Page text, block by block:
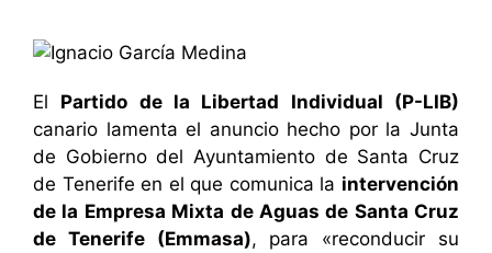
El Partido de la Libertad Individual (P-LIB)
canario lamenta el anuncio hecho por la Junta
de Gobierno del Ayuntamiento de Santa Cruz
de Tenerife en el que comunica la intervención
de la Empresa Mixta de Aguas de Santa Cruz
de Tenerife (Emmasa), para «reconducir su